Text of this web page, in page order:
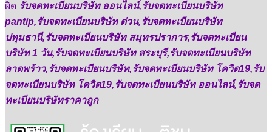
ผิด รับจดทะเบียนบริษัท ออนไลน์,รับจดทะเบียนบริษัท
pantip,รับจดทะเบียนบริษัท ด่วน,รับจดทะเบียนบริษัท
ปทุมธานี,รับจดทะเบียนบริษัท สมุทรปราการ,รับจดทะเบียน
บริษัท 1 วัน,รับจดทะเบียนบริษัท สระบุรี,รับจดทะเบียนบริษัท
ลาดพร้าว,รับจดทะเบียนบริษัท,รับจดทะเบียนบริษัท โควิด19,รับ
จดทะเบียนบริษัท โควิด19,รับจดทะเบียนบริษัท ออนไลน์,รับจด
ทะเบียนบริษัทราคาถูก